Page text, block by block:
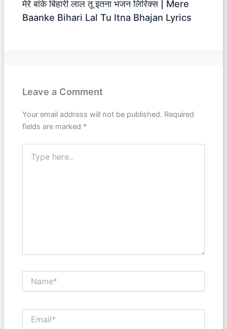
मेरे बांके बिहारी लाल तू इतना भजन लिरिक्स | Mere
Baanke Bihari Lal Tu Itna Bhajan Lyrics
Leave a Comment
Your email address will not be published. Required
fields are marked *
here..